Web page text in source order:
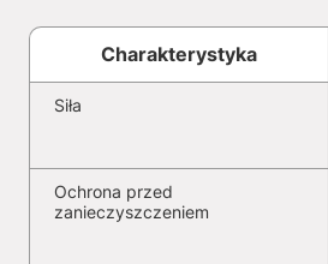
Charakterystyka
Siła
Ochrona przed
zanieczyszczeniem